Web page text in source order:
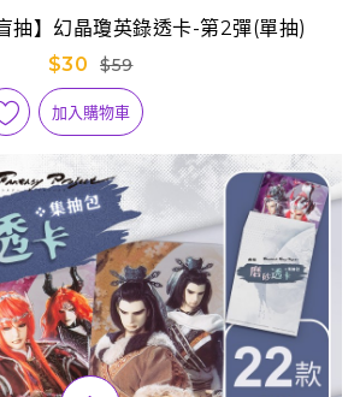
抽】幻晶瓊英錄透卡-第2彈(單抽)
$30
$59
加入購物車